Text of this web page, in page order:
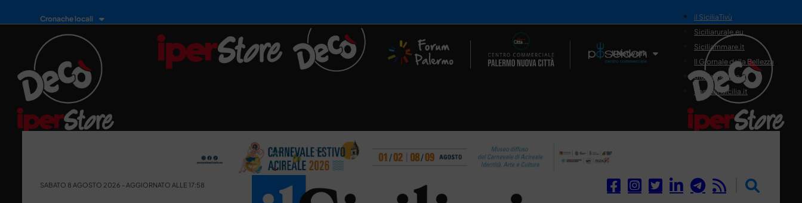
Cronache locali
Il Network
il SiciliaTivù
Siciliarurale.eu
Siciliammare.it
Il Giornale della Bellezza
Siciliamedica.it
Sanitainsicilia.it
SABATO 8 AGOSTO 2026 - AGGIORNATO ALLE 17:58